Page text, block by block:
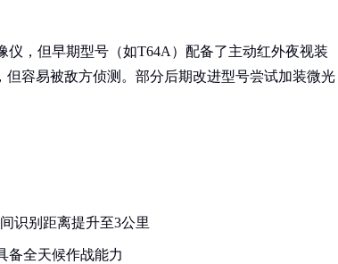
，但早期型号（如T64A）配备了主动红外夜视装
容易被敌方侦测。部分后期改进型号尝试加装微光
识别距离提升至3公里
备全天候作战能力